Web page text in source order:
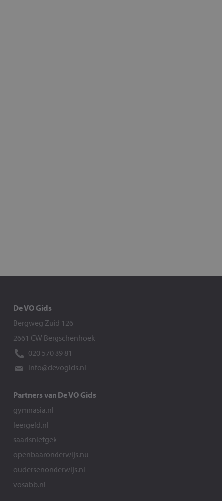
De VO Gids
Bergweg Zuid 126
2661 CW Bergschenhoek
020 570 89 81
info@devogids.nl
Partners van De VO Gids
gymnasia.nl
leergeld.nl
saarisnietgek
openbaaronderwijs.nu
oudersenonderwijs.nl
vosabb.nl